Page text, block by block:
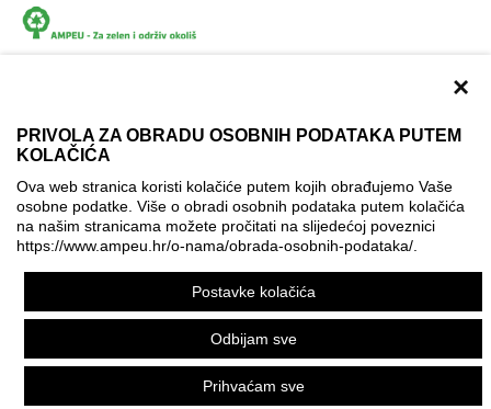
×
PRIVOLA ZA OBRADU OSOBNIH PODATAKA PUTEM
KOLAČIĆA
Ova web stranica koristi kolačiće putem kojih obrađujemo Vaše
osobne podatke. Više o obradi osobnih podataka putem kolačića
na našim stranicama možete pročitati na slijedećoj poveznici
https://www.ampeu.hr/o-nama/obrada-osobnih-podataka/
Postavke kolačića
Odbijam sve
Prihvaćam sve
Izjava o pristupačnosti
Politika korištenja kolačića
Postavke kolačića
Ova mrežna stranica je ostvarena uz financijsku potporu
Europske komisije. Ona izražava isključivo stajalište autora
mrežne stranice i Komisija se ne može smatrati odgovornom
pri upotrebi informacija koje se na njoj nalaze.